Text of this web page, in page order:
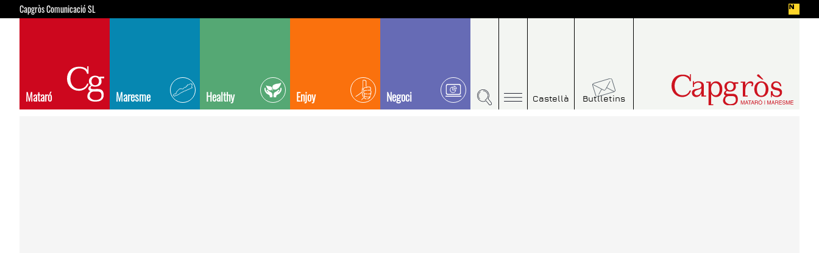
Capgròs Comunicació SL
Mataró Maresme Healthy Enjoy Negoci Castellà Butlletins